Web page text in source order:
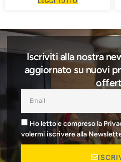
Iscriviti alla nostra
aggiornato su nuovi
Ho letto e compreso la
volermi iscrivere alla